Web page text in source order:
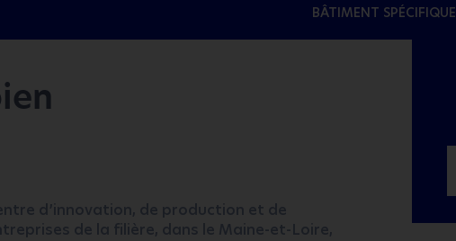
BÂTIMENT SPÉCIFIQUE
d’innovation, de production et de
de la filière, dans le Maine-et-Loire,